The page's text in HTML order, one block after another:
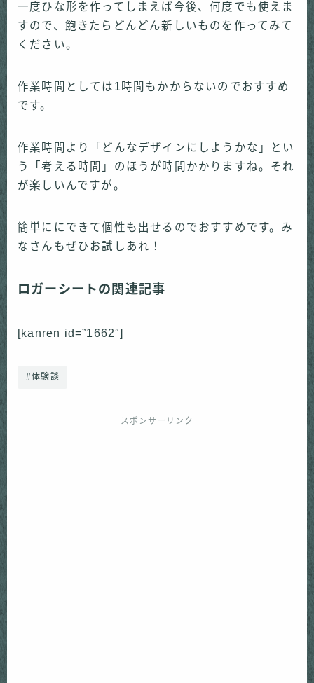
一度ひな形を作ってしまえば今後、何度でも使えま
すので、飽きたらどんどん新しいものを作ってみて
ください。
作業時間としては1時間もかからないのでおすすめ
です。
作業時間より「どんなデザインにしようかな」とい
う「考える時間」のほうが時間かかりますね。それ
が楽しいんですが。
簡単ににできて個性も出せるのでおすすめです。み
なさんもぜひお試しあれ！
ロガーシートの関連記事
[kanren id=”1662″]
#体験談
スポンサーリンク